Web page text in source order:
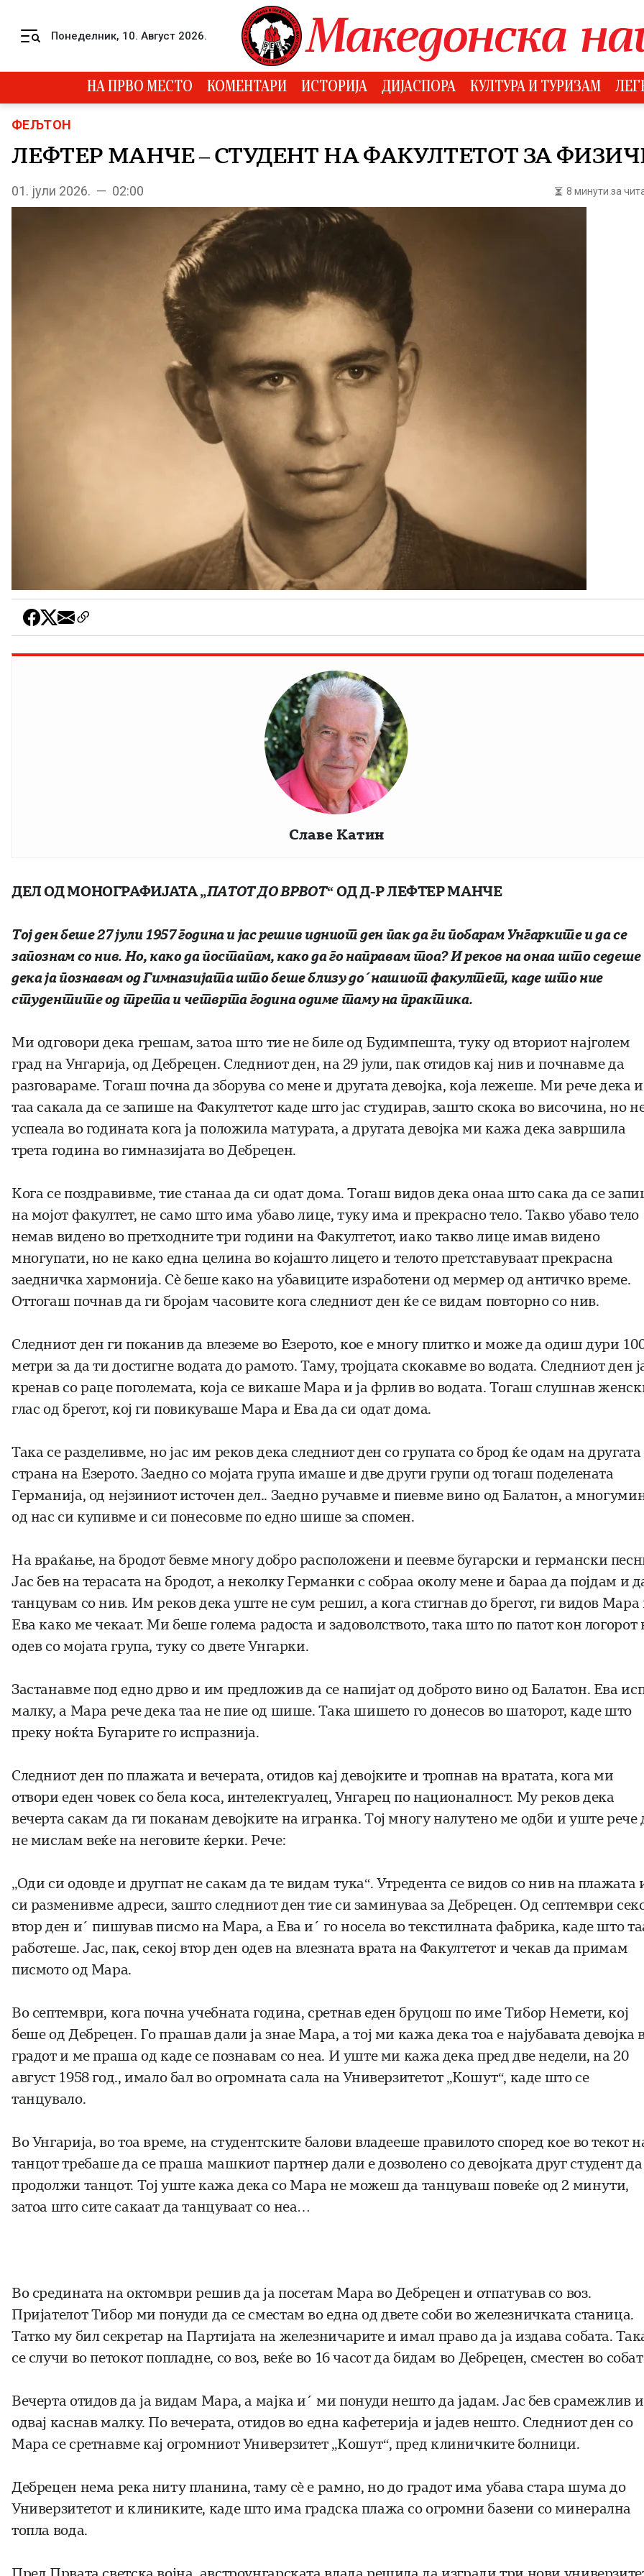
Понеделник, 10. Август 2026.
НА ПРВО МЕСТО КОМЕНТАРИ ИСТОРИЈА ДИЈАСПОРА КУЛТУРА И ТУРИЗАМ
ФЕЉТОН
ЛЕФТЕР МАНЧЕ – СТУДЕНТ НА ФАКУЛТЕТОТ ЗА
01. јули 2026. — 02:00 8 минути за
Славе Катин
ДЕЛ ОД МОНОГРАФИЈАТА „ПАТОТ ДО ВРВОТ“OДД-Р ЛЕФТЕР МАНЧЕ
Тој ден беше 27 јули 1957 година и јас решив идниот ден пак да ги побарам Унгарките и да се
запознам со нив. Но, како да постапам, како да го направам тоа? И реков на онаа што седеше
дека ја познавам од Гимназијата што беше близу до´нашиот факултет, каде што ние
студентите од трета и четврта година одиме таму на практика.
Ми одговори дека грешам, зaтоа што тие не биле од Будимпешта, туку од вториот најголем
град на Унгарија, од Дебрецен. Следниот ден, на 29 јули, пак отидов кај нив и почнавме да
разговараме. Тогаш почна да зборува со мене и другата девојка, која лежеше. Ми рече дека и
таа сакала да се запише на Факултетот каде што јас студирав, зашто скока во височина, но
успеала во годината кога ја положила матурата, а другата девојка ми кажа дека завршила
трета година во гимназијата во Дебрецен.
Кога се поздравивме, тие станаа да си одат дома. Тогаш видов дека онаа што сака да се
на мојот факултет, не само што има убаво лице, туку има и прекрасно тело. Такво убаво тело
немав видено во претходните три години на Факултетот, иако такво лице имав видено
многупати, но не како една целина во којашто лицето и телото претставуваат прекрасна
заедничка хармонија. Сè беше како на убавиците изработени од мермер од античко време.
Оттогаш почнав да ги бројам часовите кога следниот ден ќе се видам повторно со нив.
Следниот ден ги поканив да влеземе во Езерото, кое е многу плитко и може да одиш дури
метри за да ти достигне водата до рамото. Таму, тројцата скокавме во водата. Следниот ден
кренав со раце поголемата, која се викаше Мара и ја фрлив во водата. Тогаш слушнав
глас од брегот, кој ги повикуваше Мара и Ева да си одат дома.
Така се разделивме, но јас им реков дека следниот ден со групата со брод ќе одам на другата
страна на Езерото. Заедно со мојата група имаше и две други групи од тогаш поделената
Германија, од нејзиниот источен дел.. Заедно ручавме и пиевме вино од Балатон, а
од нас си купивме и си понесовме по едно шише за спомен.
На враќање, на бродот бевме многу добро расположени и пеевме бугарски и германски
Јас бев на терасата на бродот, а неколку Германки с собраа околу мене и бараа да појдам и
танцувам со нив. Им реков дека уште не сум решил, а кога стигнав до брегот, ги видов Мара
Ева како ме чекаат. Ми беше голема радоста и задоволството, така што по патот кон логорот
одев со мојата група, туку со двете Унгарки.
Застанавме под едно дрво и им предложив да се напијат од доброто вино од Балатон. Ева
малку, а Мара рече дека таа не пие од шише. Така шишето го донесов во шаторот, каде што
преку ноќта Бугарите го испразнија.
Следниот ден по плажата и вечерата, отидов кај девојките и тропнав на вратата, кога ми
отвори еден човек со бела коса, интелектуалец, Унгарец по националност. Му реков дека
вечерта сакам да ги поканам девојките на игранка. Тој многу налутено ме одби и уште рече
не мислам веќе на неговите ќерки. Рече:
„Оди си одовде и другпат не сакам да те видам тука“. Утредента се видов со нив на плажата
си разменивме адреси, зашто следниот ден тие си заминуваа за Дебрецен. Од септември
втор ден и´ пишував писмо на Мара, а Ева и´ го носела во текстилната фабрика, каде што
работеше. Јас, пак, секој втор ден одев на влезната врата на Факултетот и чекав да примам
писмото од Мара.
Во септември, кога почна учебната година, сретнав еден бруцош по име Тибор Немети, кој
беше од Дебрецен. Го прашав дали ја знае Мара, а тој ми кажа дека тоа е најубавата девојка
градот и ме праша од каде се познавам со неа. И уште ми кажа дека пред две недели, на 20
август 1958 год., имало бал во огромната сала на Универзитетот „Кошут“, каде што се
танцувало.
Во Унгарија, во тоа време, на студентските балови владееше правилото според кое во текот
танцот требаше да се праша машкиот партнер дали е дозволено со девојката друг студент да
продолжи танцот. Тој уште кажа дека со Мара не можеш да танцуваш повеќе од 2 минути,
затоа што сите сакаат да танцуваат со неа…
Во средината на октомври решив да ја посетам Мара во Дебрецен и отпатував со воз.
Пријателот Тибор ми понуди да се сместам во една од двете соби во железничката станица.
Татко му бил секретар на Партијата на железничарите и имал право да ја издава собата.
се случи во петокот попладне, со воз, веќе во 16 часот да бидам во Дебрецен, сместен во
Вечерта отидов да ја видам Мара, а мајка и´ ми понуди нешто да јадам. Јас бев срамежлив и
одвај каснав малку. По вечерата, отидов во една кафетерија и јадев нешто. Следниот ден со
Мара се сретнавме кај огромниот Универзитет „Кошут“, пред клиничките болници.
Дебрецен нема река ниту планина, таму сè е рамно, но до градот има убава стара шума до
Универзитетот и клиниките, каде што има градска плажа со огромни базени со минерална
топла вода.